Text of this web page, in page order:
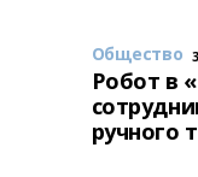
Общество
Робот в
ручного